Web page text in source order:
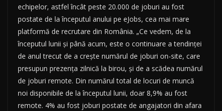
echipelor, astfel încât peste 20.000 de joburi au fost
postate de la începutul anului pe eJobs, cea mai mare
platformă de recrutare din România. „Ce vedem, de la
începutul lunii și până acum, este o continuare a tendinței
de anul trecut de a crește numărul de joburi on-site, care
presupun prezența zilnică la birou, și de a scădea numărul
de joburi remote. Din numărul total de locuri de muncă
noi disponibile de la începutul lunii, doar 8,9% au fost
remote. 4% au fost joburi postate de angajatori din afara